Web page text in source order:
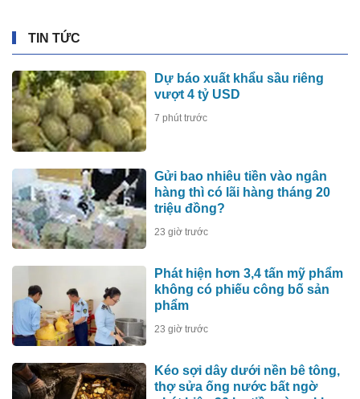
TIN TỨC
Dự báo xuất khẩu sầu riêng
vượt 4 tỷ USD
7 phút trước
Gửi bao nhiêu tiền vào ngân
hàng thì có lãi hàng tháng 20
triệu đồng?
23 giờ trước
Phát hiện hơn 3,4 tấn mỹ phẩm
không có phiếu công bố sản
phẩm
23 giờ trước
Kéo sợi dây dưới nền bê tông,
thợ sửa ống nước bất ngờ